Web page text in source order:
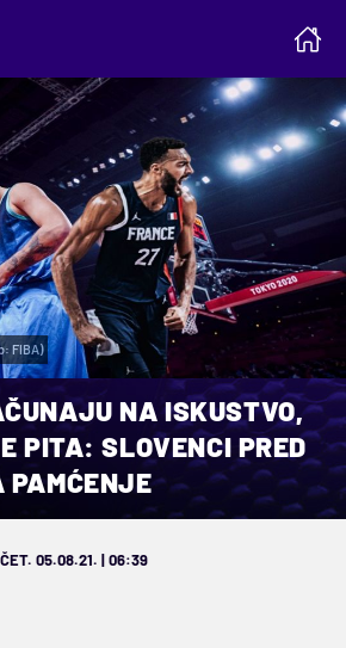
FIBA)
NA ISKUSTVO,
PITA: SLOVENCI PRED
PAMĆENJE
05.08.21. | 06:39